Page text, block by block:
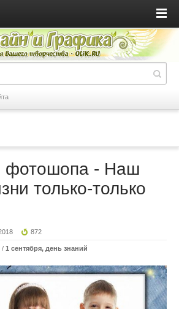
фотошопа - Наш
только-только
872
/ 1 сентября, день знаний